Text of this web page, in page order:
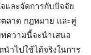
และจัดการกับปัจจัย
ลาด กฎหมาย และคู่
ความนี้จะนำเสนอ
ำไปใช้ได้จริงในการ